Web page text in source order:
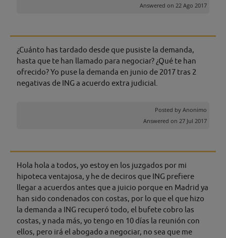
Answered on 22 Ago 2017
¿Cuánto has tardado desde que pusiste la demanda,
hasta que te han llamado para negociar? ¿Qué te han
ofrecido? Yo puse la demanda en junio de 2017 tras 2
negativas de ING a acuerdo extra judicial.
Posted by Anonimo
Answered on 27 Jul 2017
Hola hola a todos, yo estoy en los juzgados por mi
hipoteca ventajosa, y he de deciros que ING prefiere
llegar a acuerdos antes que a juicio porque en Madrid ya
han sido condenados con costas, por lo que el que hizo
la demanda a ING recuperó todo, el bufete cobro las
costas, y nada más, yo tengo en 10 días la reunión con
ellos, pero irá el abogado a negociar, no sea que me